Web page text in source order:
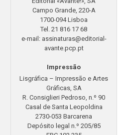
Campo Grande, 220-A
1700-094 Lisboa
Tel. 21 816 17 68
e-mail: assinaturas@editorial-
avante.pcp.pt
Impressão
Lisgráfica – Impressão e Artes
Gráficas, SA
R. Consiglieri Pedroso, n.º 90
Casal de Santa Leopoldina
2730-053 Barcarena
Depósito legal n.º 205/85